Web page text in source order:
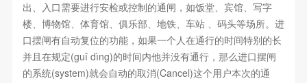
出、入口需要进行安检或控制的通闸，如饭堂、宾馆、写字
楼、博物馆、体育馆、俱乐部、地铁、车站 、码头等场所。进
口摆闸有自动复位的功能，如果一个人在通行的时间特别的长
并且在规定(guī dìng)的时间内他并没有通行，那么进口摆闸
的系统(system)就会自动的取消(Cancel)这个用户本次的通